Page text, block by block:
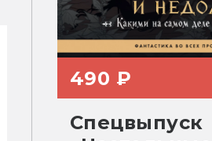
490 ₽
Спецвыпуск